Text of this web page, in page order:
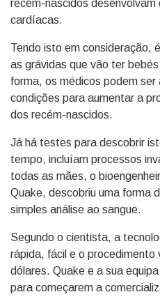
recém-nascidos
cardíacas.
Tendo isto em consideração,
as grávidas que vão ter
forma, os médicos podem
condições para aumentar a
dos recém-nascidos.
Já há testes para descobrir
tempo, incluíam processos
todas as mães, o
Quake, descobriu uma forma
simples análise ao sangue.
Segundo o cientista, a
rápida, fácil e o procedimento
dólares. Quake e a sua
para começarem a